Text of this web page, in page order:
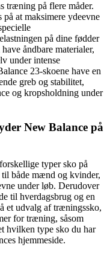
træning på flere måder.
at maksimere ydeevne
på dine fødder
åndbare materialer,
under intense
23-skoene have en
greb og stabilitet,
og kropsholdning under
New Balance på
typer sko på
både mænd og kvinder,
under løb. Derudover
til hverdagsbrug og en
et udvalg af træningssko,
for træning, såsom
hvilken type sko du har
hjemmeside.